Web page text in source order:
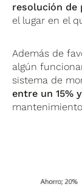
resolución de
el lugar en el
Además de
algún
sistema de
entre un 15%